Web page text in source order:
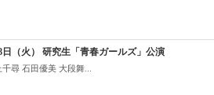
日（火） 研究生「青春ガールズ」公演
尋 石田優美 大段舞...